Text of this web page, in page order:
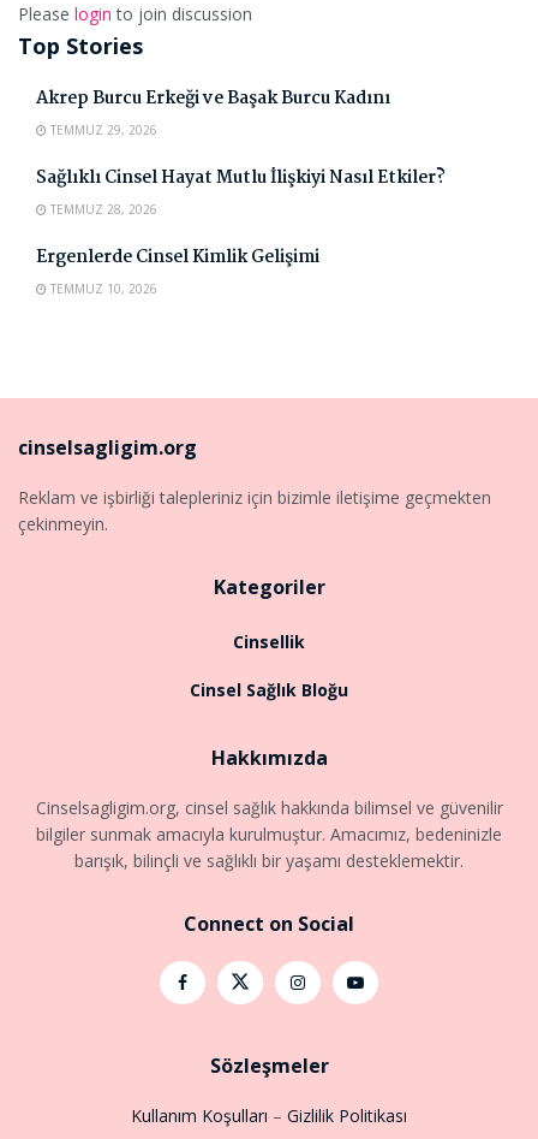
Please login to join discussion
Top Stories
Akrep Burcu Erkeği ve Başak Burcu Kadını
TEMMUZ 29, 2026
Sağlıklı Cinsel Hayat Mutlu İlişkiyi Nasıl Etkiler?
TEMMUZ 28, 2026
Ergenlerde Cinsel Kimlik Gelişimi
TEMMUZ 10, 2026
cinselsagligim.org
Reklam ve işbirliği talepleriniz için bizimle iletişime geçmekten
çekinmeyin.
Kategoriler
Cinsellik
Cinsel Sağlık Bloğu
Hakkımızda
Cinselsagligim.org, cinsel sağlık hakkında bilimsel ve güvenilir
bilgiler sunmak amacıyla kurulmuştur. Amacımız, bedeninizle
barışık, bilinçli ve sağlıklı bir yaşamı desteklemektir.
Connect on Social
Sözleşmeler
Kullanım Koşulları – Gizlilik Politikası